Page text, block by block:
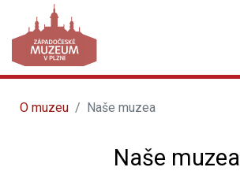
O muzeu Naše muzea
Naše muzea